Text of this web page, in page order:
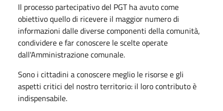
Il processo partecipativo del PGT ha avuto come
obiettivo quello di ricevere il maggior numero di
informazioni dalle diverse componenti della comunità,
condividere e far conoscere le scelte operate
dall'Amministrazione comunale.
Sono i cittadini a conoscere meglio le risorse e gli
aspetti critici del nostro territorio: il loro contributo è
indispensabile.